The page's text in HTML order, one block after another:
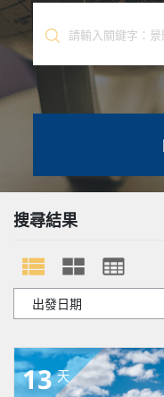
搜尋結果
13 天